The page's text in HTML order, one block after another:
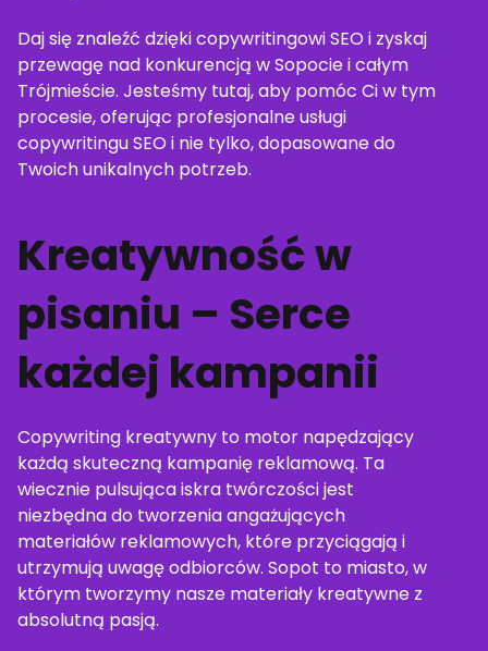
Daj się znaleźć dzięki copywritingowi SEO i zyskaj
przewagę nad konkurencją w Sopocie i całym
Trójmieście. Jesteśmy tutaj, aby pomóc Ci w tym
procesie, oferując profesjonalne usługi
copywritingu SEO i nie tylko, dopasowane do
Twoich unikalnych potrzeb.
Kreatywność w
pisaniu – Serce
każdej kampanii
Copywriting kreatywny to motor napędzający
każdą skuteczną kampanię reklamową. Ta
wiecznie pulsująca iskra twórczości jest
niezbędna do tworzenia angażujących
materiałów reklamowych, które przyciągają i
utrzymują uwagę odbiorców. Sopot to miasto, w
którym tworzymy nasze materiały kreatywne z
absolutną pasją.